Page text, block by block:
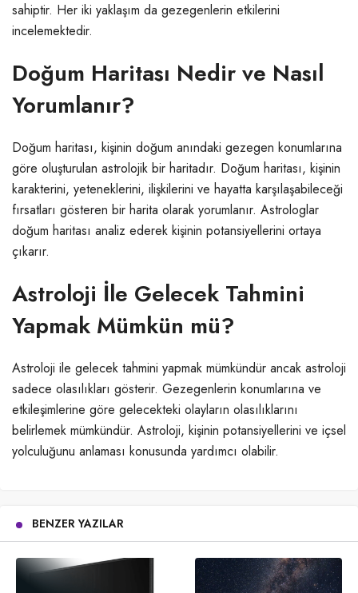
sahiptir. Her iki yaklaşım da gezegenlerin etkilerini
incelemektedir.
Doğum Haritası Nedir ve Nasıl
Yorumlanır?
Doğum haritası, kişinin doğum anındaki gezegen konumlarına
göre oluşturulan astrolojik bir haritadır. Doğum haritası, kişinin
karakterini, yeteneklerini, ilişkilerini ve hayatta karşılaşabileceği
fırsatları gösteren bir harita olarak yorumlanır. Astrologlar
doğum haritası analiz ederek kişinin potansiyellerini ortaya
çıkarır.
Astroloji İle Gelecek Tahmini
Yapmak Mümkün mü?
Astroloji ile gelecek tahmini yapmak mümkündür ancak astroloji
sadece olasılıkları gösterir. Gezegenlerin konumlarına ve
etkileşimlerine göre gelecekteki olayların olasılıklarını
belirlemek mümkündür. Astroloji, kişinin potansiyellerini ve içsel
yolculuğunu anlaması konusunda yardımcı olabilir.
BENZER YAZILAR